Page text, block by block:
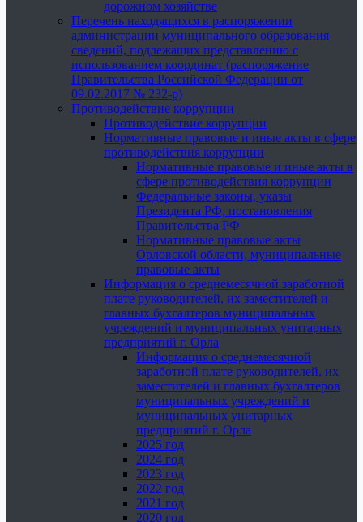
дорожном хозяйстве
Перечень находящихся в распоряжении
администрации муниципального образования
сведений, подлежащих представлению с
использованием координат (распоряжение
Правительства Российской Федерации от
09.02.2017 № 232-р)
Противодействие коррупции
Противодействие коррупции
Нормативные правовые и иные акты в сфере
противодействия коррупции
Нормативные правовые и иные акты в
сфере противодействия коррупции
Федеральные законы, указы
Президента РФ, постановления
Правительства РФ
Нормативные правовые акты
Орловской области, муниципальные
правовые акты
Информация о среднемесячной заработной
плате руководителей, их заместителей и
главных бухгалтеров муниципальных
учреждений и муниципальных унитарных
предприятий г. Орла
Информация о среднемесячной
заработной плате руководителей, их
заместителей и главных бухгалтеров
муниципальных учреждений и
муниципальных унитарных
предприятий г. Орла
2025 год
2024 год
2023 год
2022 год
2021 год
2020 год